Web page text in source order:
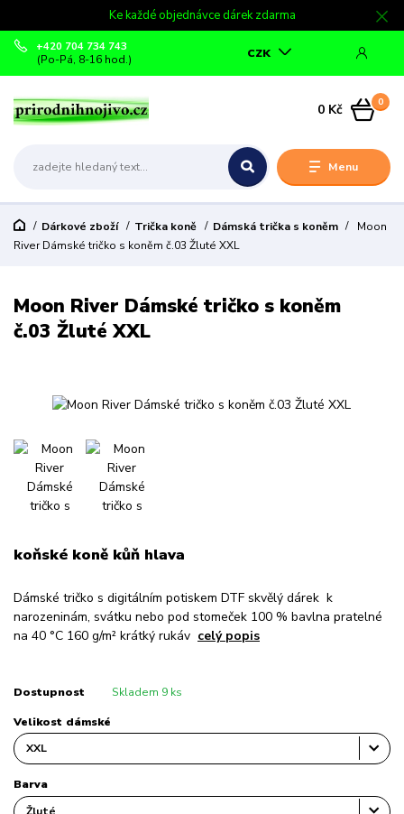
Ke každé objednávce dárek zdarma
Menu
CZK
+420 704 734 743
(Po-Pá, 8-16 hod.)
0
0 Kč
Dárkové zboží Trička koně Dámská trička s koněm
Moon
River Dámské tričko s koněm č.03 Žluté XXL
Moon River Dámské tričko s koněm
č.03 Žluté XXL
koňské koně kůň hlava
Dámské tričko s digitálním potiskem DTF skvělý dárek k
narozeninám, svátku nebo pod stomeček 100 % bavlna pratelné
na 40 °C 160 g/m² krátký rukáv celý popis
Dostupnost Skladem 9 ks
Velikost dámské
Barva